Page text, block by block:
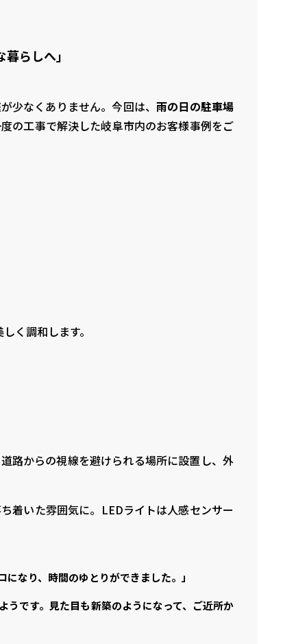
らしへ」
少なくありません。今回は、雨の日の駐車場
の工事で解決した岐阜市内のお客様事例をご
く調和します。
路からの視線を避けられる場所に設置し、外
着いた雰囲気に。LEDライトは人感センサー
なり、時間のゆとりができました。」
うです。見た目も新築のようになって、ご近所か